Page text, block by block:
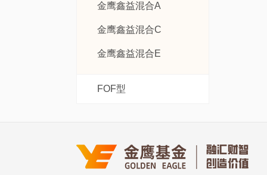
金鹰鑫益混合A
金鹰鑫益混合C
金鹰鑫益混合E
FOF型